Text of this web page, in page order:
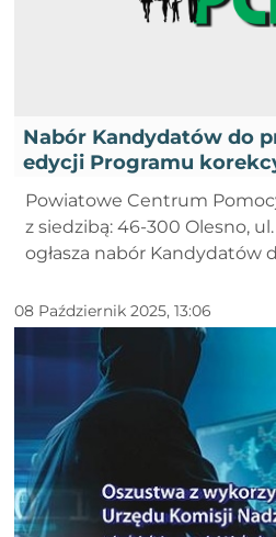
Nabór Kandydatów do
edycji Programu
edukacyjnego dla osób
przemoc domową w
Powiatowe Centrum
z siedzibą: 46-300 Olesno,
ogłasza nabór Kandydatów
08 Październik 2025, 13:06